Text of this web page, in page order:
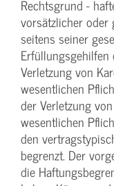
Rechtsgrund -
vorsätzlicher oder
seitens seiner
Verletzung von
wesentlichen
der Verletzung
wesentlichen
den
begrenzt. Der
die